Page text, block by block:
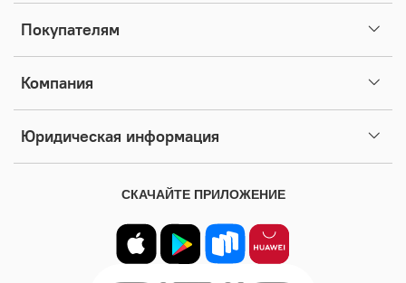
Покупателям
Компания
Юридическая информация
СКАЧАЙТЕ ПРИЛОЖЕНИЕ